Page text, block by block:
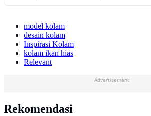
model kolam
desain kolam
Inspirasi Kolam
kolam ikan hias
Relevant
Advertisement
Rekomendasi